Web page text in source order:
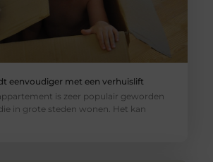
eenvoudiger met een verhuislift
is zeer populair geworden
in grote steden wonen. Het kan